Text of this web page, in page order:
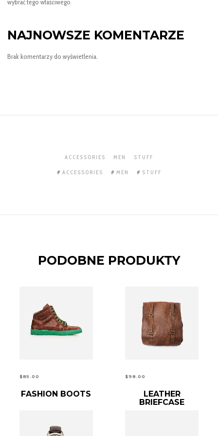
wybrać tego właściwego
NAJNOWSZE KOMENTARZE
Brak komentarzy do wyświetlenia.
ACCESSORIES MEN STUFF
ACCESSORIES MEN STUFF
PODOBNE PRODUKTY
$85.00
DODAJ DO KOSZYKA
FASHION BOOTS
$98.00
DODAJ DO KOSZYKA
LEATHER
BRIEFCASE